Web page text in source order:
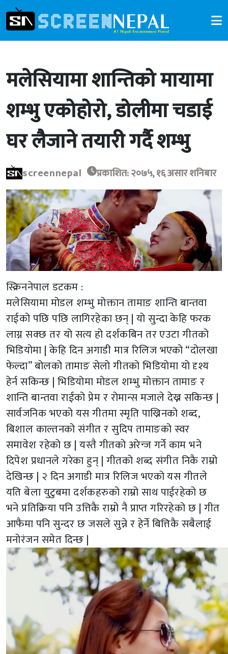
मलेसियामा शान्तिको मायामा
शम्भु एकोहोरो, डोलीमा चडाई
घर लैजाने तयारी गर्दै शम्भु
screennepal प्रकाशित: २०७५, १६ असार शनिबार
स्क्रिननेपाल डटकम :
मलेसियामा मोडल शम्भु मोक्तान तामाङ शान्ति बान्तवा
राईको पछि पछि लागिरहेका छन् | यो सुन्दा केहि फरक
लाग्न सक्छ तर यो सत्य हो दर्शकबिन तर एउटा गीतको
भिडियोमा | केहि दिन अगाडी मात्र रिलिज भएको “दोलखा
फेल्दा” बोलको तामाङ सेलो गीतको भिडियोमा यो दृश्य
हेर्न सकिन्छ | भिडियोमा मोडल शम्भु मोक्तान तामाङ र
शान्ति बान्तवा राईको प्रेम र रोमान्स मजाले देख्न सकिन्छ |
सार्वजनिक भएको यस गीतमा स्मृति पाख्रिनको शब्द,
बिशाल काल्तनको संगीत र सुदिप तामाङको स्वर
समावेश रहेको छ | यस्तै गीतको अरेन्ज गर्ने काम भने
दिपेश प्रधानले गरेका हुन् | गीतको शब्द संगीत निकै राम्रो
देखिन्छ | २ दिन अगाडी मात्र रिलिज भएको यस गीतले
यति बेला युटुबमा दर्शकहरुको राम्रो साथ पाईरहेको छ
भने प्रतिक्रिया पनि उत्तिकै राम्रो नै प्राप्त गरिरहेको छ | गीत
आफैमा पनि सुन्दर छ जसले सुन्ने र हेर्ने बित्तिकै सबैलाई
मनोरंजन समेत दिन्छ |